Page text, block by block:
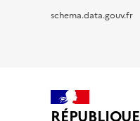
schema.data.gouv.fr
RÉPUBLIQUE